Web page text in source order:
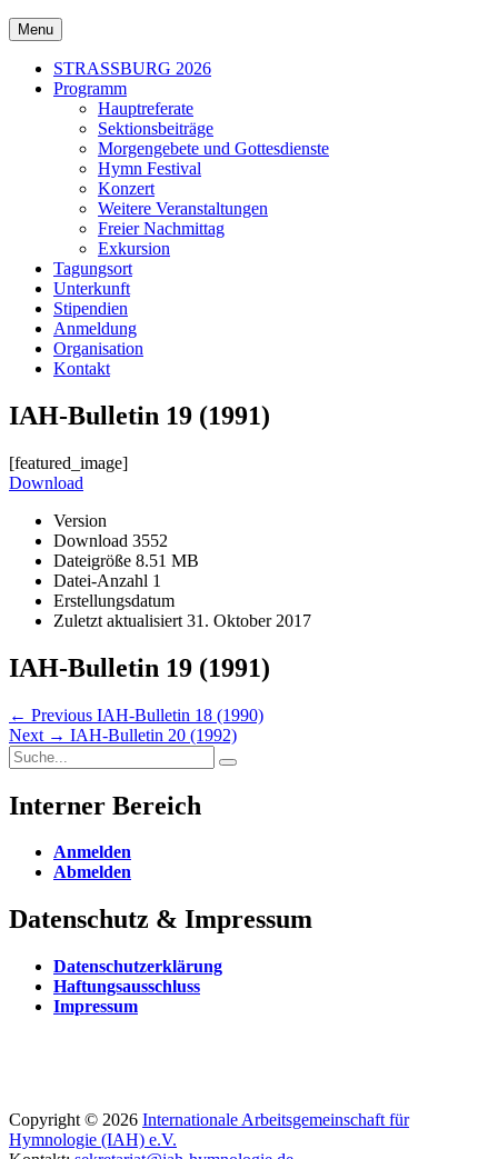
Menu
Secondary
menu
STRASSBURG 2026
Programm
Hauptreferate
Sektionsbeiträge
Morgengebete und Gottesdienste
Hymn Festival
Konzert
Weitere Veranstaltungen
Freier Nachmittag
Exkursion
Tagungsort
Unterkunft
Stipendien
Anmeldung
Organisation
Kontakt
IAH-Bulletin 19 (1991)
[featured_image]
Download
Version
Download 3552
Dateigröße 8.51 MB
Datei-Anzahl 1
Erstellungsdatum
Zuletzt aktualisiert 31. Oktober 2017
IAH-Bulletin 19 (1991)
Beitragsnavigation
← Previous Previous
post:
IAH-Bulletin 18 (1990)
Next → Next
IAH-Bulletin 20 (1992)
Search
for:
Search
Interner Bereich
Anmelden
Abmelden
Datenschutz & Impressum
Datenschutzerklärung
Haftungsausschluss
Impressum
Email
Website
Phone
Copyright © 2026 Internationale Arbeitsgemeinschaft für
Hymnologie (IAH) e.V.